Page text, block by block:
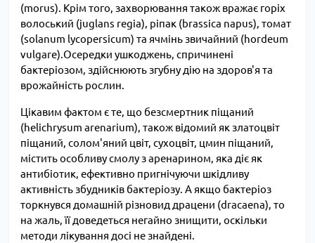
(morus). Крім того, захворювання також вражає горіх
волоський (juglans regia), ріпак (brassica napus), томат
(solanum lycopersicum) та ячмінь звичайний (hordeum
vulgare).Осередки ушкоджень, спричинені
бактеріозом, здійснюють згубну дію на здоров'я та
врожайність рослин.
Цікавим фактом є те, що безсмертник піщаний
(helichrysum arenarium), також відомий як златоцвіт
піщаний, солом'яний цвіт, сухоцвіт, цмин піщаний,
містить особливу смолу з аренарином, яка діє як
антибіотик, ефективно пригнічуючи шкідливу
активність збудників бактеріозу. А якщо бактеріоз
торкнувся домашній різновид драцени (dracaena), то
на жаль, її доведеться негайно знищити, оскільки
методи лікування досі не знайдені.